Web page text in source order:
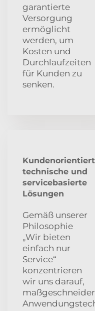
garantierte
Versorgung
ermöglicht
werden, um
Kosten und
Durchlaufzeiten
für Kunden zu
senken.
technische und
servicebasierte
Lösungen
Gemäß unserer
Philosophie
„Wir bieten
einfach nur
Service“
konzentrieren
wir uns darauf,